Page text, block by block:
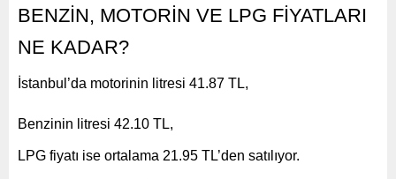
BENZİN, MOTORİN VE LPG FİYATLARI
NE KADAR?
İstanbul’da motorinin litresi 41.87 TL,
Benzinin litresi 42.10 TL,
LPG fiyatı ise ortalama 21.95 TL’den satılıyor.